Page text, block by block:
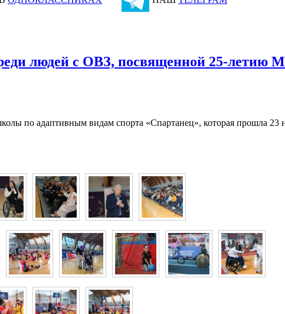
людей с ОВЗ, посвященной 25-
по адаптивным видам спорта «Спартанец», которая прошла 23